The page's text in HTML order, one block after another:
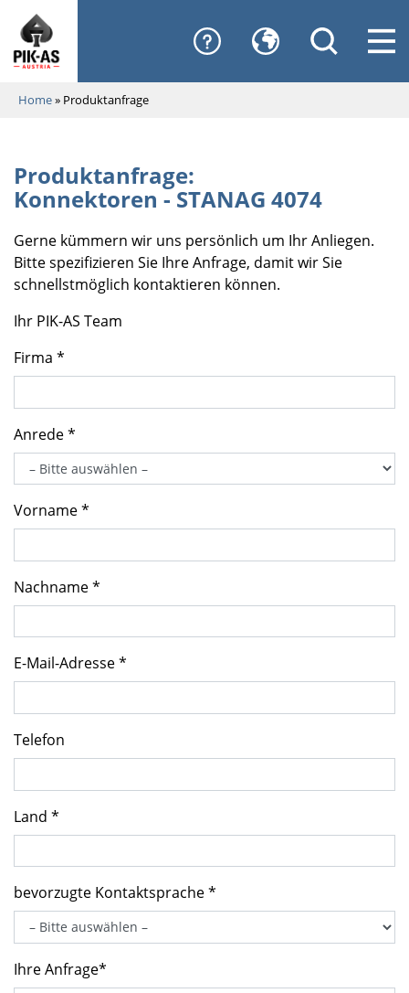
Home» Produktanfrage
Produktanfrage:
Konnektoren - STANAG 4074
Gerne kümmern wir uns persönlich um Ihr Anliegen.
Bitte spezifizieren Sie Ihre Anfrage, damit wir Sie
schnellstmöglich kontaktieren können.
Ihr PIK-AS Team
Firma *
Anrede *
Vorname *
Nachname *
E-Mail-Adresse *
Telefon
Land *
bevorzugte Kontaktsprache *
Ihre Anfrage*